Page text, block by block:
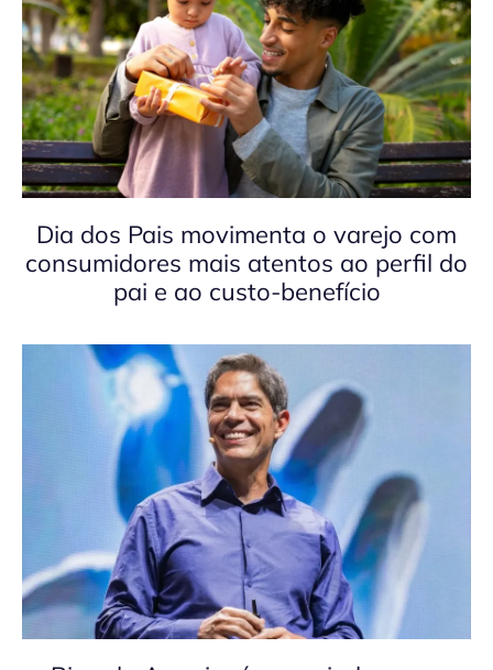
Dia dos Pais movimenta o varejo com
consumidores mais atentos ao perfil do
pai e ao custo-benefício